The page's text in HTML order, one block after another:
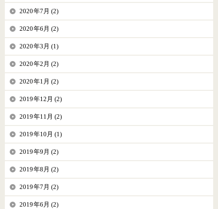
2020年7月 (2)
2020年6月 (2)
2020年3月 (1)
2020年2月 (2)
2020年1月 (2)
2019年12月 (2)
2019年11月 (2)
2019年10月 (1)
2019年9月 (2)
2019年8月 (2)
2019年7月 (2)
2019年6月 (2)